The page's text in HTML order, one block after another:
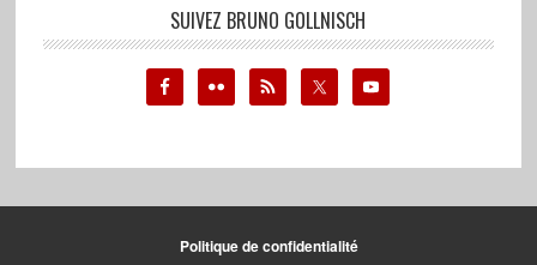
SUIVEZ BRUNO GOLLNISCH
Politique de confidentialité